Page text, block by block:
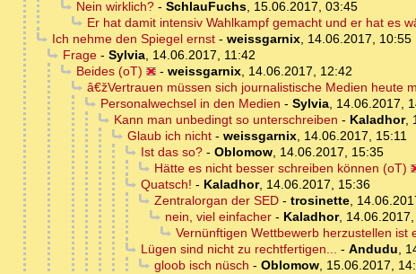
Nein wirklich?- SchlauFuchs, 15.06.2017, 03:45
Er hat damit intensiv Wahlkampf gemacht und er hat es
Ich nehme den Spiegel ernst- weissgarnix, 14.06.2017, 10:55
Frage- Sylvia, 14.06.2017, 11:42
Beides (oT)
- weissgarnix, 14.06.2017, 12:42
â€žVertrauen müssen sich journalistische Medien heute
Personalwechsel in den Medien - Sylvia, 14.06.2017,
Kann man unbedingt so unterschreiben - Kaladhor,
Glaub ich nicht- weissgarnix, 14.06.2017, 15:11
Ist das so?- Oblomow, 14.06.2017, 15:35
Hätte es nicht besser schreiben können (oT)
Quatsch! - Kaladhor, 14.06.2017, 15:36
Zentralorgan der SED- trosinette,
nein, viel einfacher- Kaladhor,
Vernünftigen Wettbewerb herzustellen ist
Lügen sind nicht zu rechtfertigen... - Andudu,
gloob isch nüsch - Oblomow, 15.06.2017,